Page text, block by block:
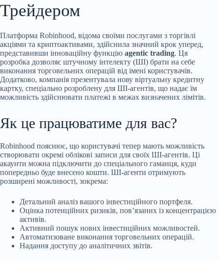
Трейдером
Платформа Robinhood, відома своїми послугами з торгівлі
акціями та криптоактивами, здійснила значний крок уперед,
представивши інноваційну функцію agentic trading. Ця
розробка дозволяє штучному інтелекту (ШІ) брати на себе
виконання торговельних операцій від імені користувачів.
Додатково, компанія презентувала нову віртуальну кредитну
картку, спеціально розроблену для ШІ-агентів, що надає їм
можливість здійснювати платежі в межах визначених лімітів.
Як це працюватиме для вас?
Robinhood пояснює, що користувачі тепер мають можливість
створювати окремі облікові записи для своїх ШІ-агентів. Ці
акаунти можна підключити до спеціального гаманця, куди
попередньо буде внесено кошти. ШІ-агенти отримують
розширені можливості, зокрема:
Детальний аналіз вашого інвестиційного портфеля.
Оцінка потенційних ризиків, пов’язаних із концентрацією
активів.
Активний пошук нових інвестиційних можливостей.
Автоматизоване виконання торговельних операцій.
Надання доступу до аналітичних звітів.